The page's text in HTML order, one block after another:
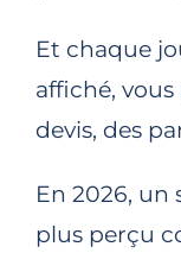
Et chaque
affiché,
devis, des
En 2026, un
plus perçu